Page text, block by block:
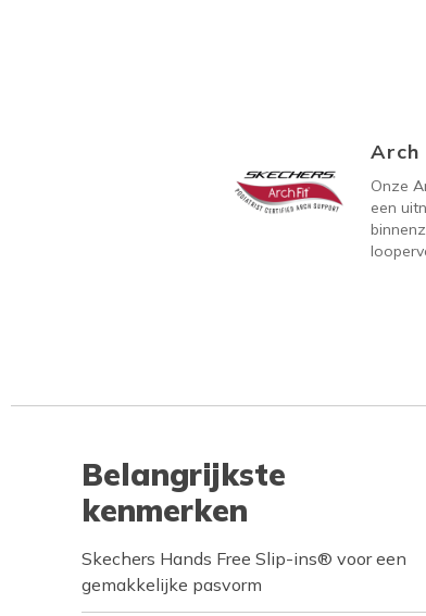
Arch
Onze
een
Belangrijkste
kenmerken
Skechers Hands Free Slip-ins® voor een
gemakkelijke pasvorm